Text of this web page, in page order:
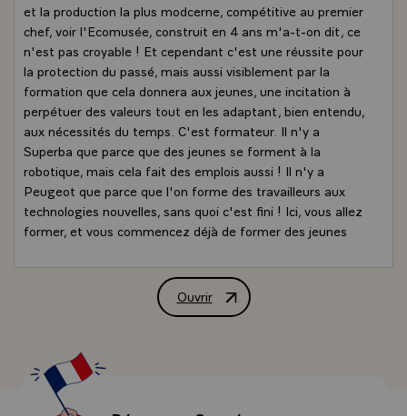
et la production la plus modcerne, compétitive au premier
chef, voir l'Ecomusée, construit en 4 ans m'a-t-on dit, ce
n'est pas croyable ! Et cependant c'est une réussite pour
la protection du passé, mais aussi visiblement par la
formation que cela donnera aux jeunes, une incitation à
perpétuer des valeurs tout en les adaptant, bien entendu,
aux nécessités du temps. C'est formateur. Il n'y a
Superba que parce que des jeunes se forment à la
robotique, mais cela fait des emplois aussi ! Il n'y a
Peugeot que parce que l'on forme des travailleurs aux
technologies nouvelles, sans quoi c'est fini ! Ici, vous allez
former, et vous commencez déjà de former des jeunes
historiques. Et j'ai bien entendu l'écho de votre ambition
: déborder ce qui est pour parvenir à un ensemble très
connais pas de dossier-là, et d'ailleurs c'est à vous de
l'inciter, car après tout on se tourne toujours vers moi.
Messieurs les maires, messieurs les adjoints, les
conseillers municipaux et les autres, à vous de jouer aussi.
Ouvrir
Allocution de M. François Mitterrand,